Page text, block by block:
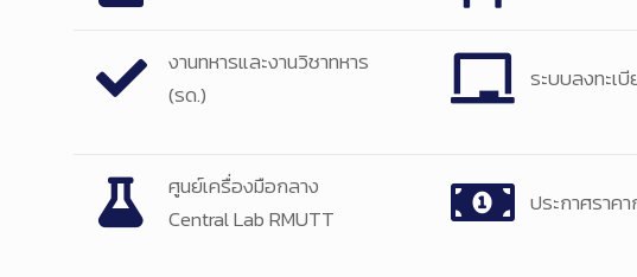
งานทหารและงานวิชาทหาร
(รด.)
ระบบลงทะเ
ศูนย์เครื่องมือกลาง
Central Lab RMUTT
ประกาศราค